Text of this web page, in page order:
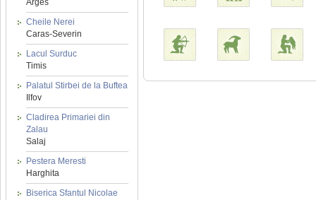
Arges
Cheile Nerei
Caras-Severin
Lacul Surduc
Timis
Palatul Stirbei de la Buftea
Ilfov
Cladirea Primariei din
Zalau
Salaj
Pestera Meresti
Harghita
Biserica Sfantul Nicolae